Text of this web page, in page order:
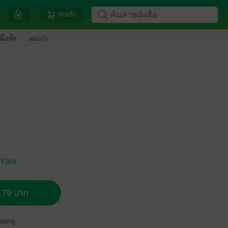
ตะกร้า
นหิ้ง แนะนำ
บาท